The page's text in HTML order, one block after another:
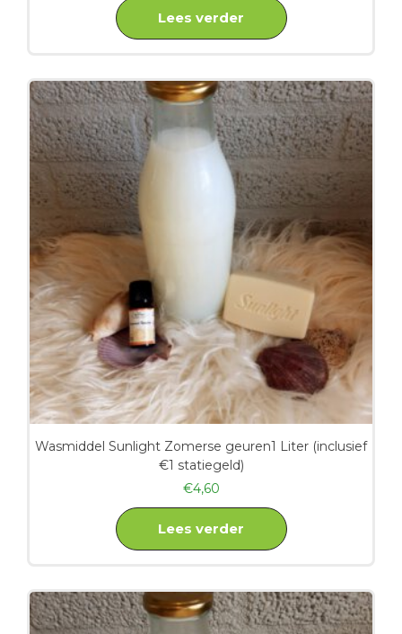
Lees verder
Wasmiddel Sunlight Zomerse geuren1 Liter (inclusief
€1 statiegeld)
€4,60
Lees verder